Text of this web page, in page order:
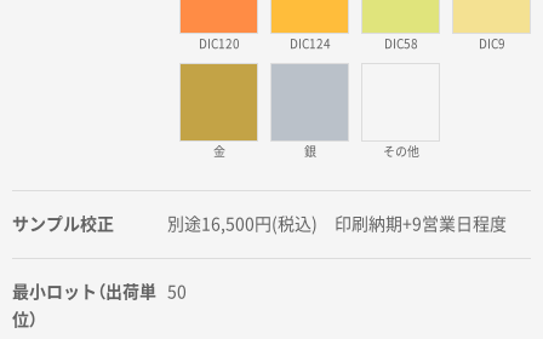
DIC120 DIC124 DIC58 DIC9
金 銀 その他
サンプル校正 別途16,500円(税込) 印刷納期+9営業日程度
最小ロット（出荷単
位）
50